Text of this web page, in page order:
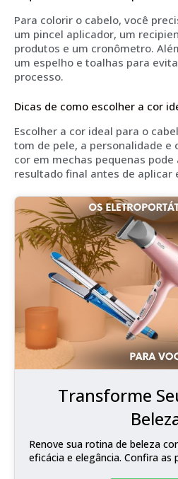
Para colorir o cabelo, você
um pincel aplicador, um
produtos e um cronômetro.
um espelho e toalhas para
processo.
Dicas de como escolher a cor
Escolher a cor ideal para o
tom de pele, a personalidade e
cor em mechas pequenas
resultado final antes de aplicar
Transforme
Renove sua rotina de beleza
eficácia e elegância. Confira as